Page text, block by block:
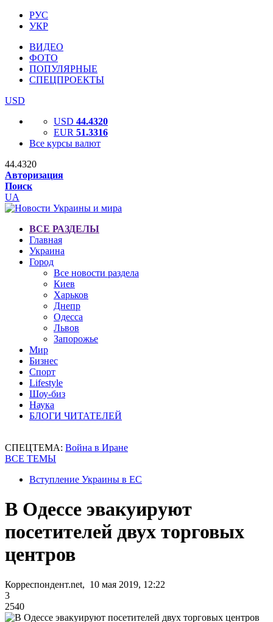
РУС
УКР
ВИДЕО
ФОТО
ПОПУЛЯРНЫЕ
СПЕЦПРОЕКТЫ
USD
USD 44.4320
EUR 51.3316
Все курсы валют
44.4320
Авторизация
Поиск
UA
ВСЕ РАЗДЕЛЫ
Главная
Украина
Город
Все новости раздела
Киев
Харьков
Днепр
Одесса
Львов
Запорожье
Мир
Бизнес
Спорт
Lifestyle
Шоу-биз
Наука
БЛОГИ ЧИТАТЕЛЕЙ
СПЕЦТЕМА: Война в Иране
ВСЕ ТЕМЫ
Вступление Украины в ЕС
В Одессе эвакуируют
посетителей двух торговых
центров
Корреспондент.net, 10 мая 2019, 12:22
3
2540